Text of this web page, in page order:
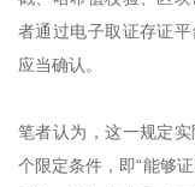
者通过电子取证存证
应当确认。
笔者认为，这一规定
个限定条件，即“能够